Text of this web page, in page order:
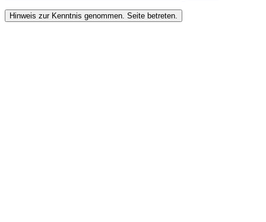
Hinweis zur Kenntnis genommen. Seite betreten.